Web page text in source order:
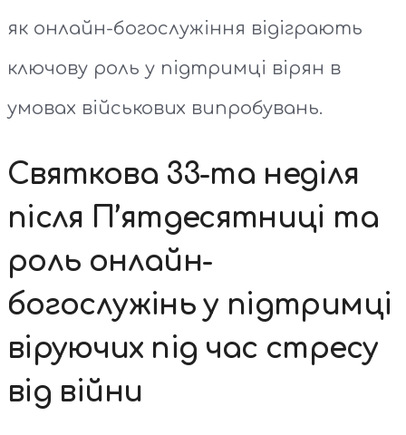
як онлайн-богослужіння відіграють
ключову роль у підтримці вірян в
умовах військових випробувань.
Святкова 33-та неділя
після П’ятдесятниці та
роль онлайн-
богослужінь у підтримці
віруючих під час стресу
від війни